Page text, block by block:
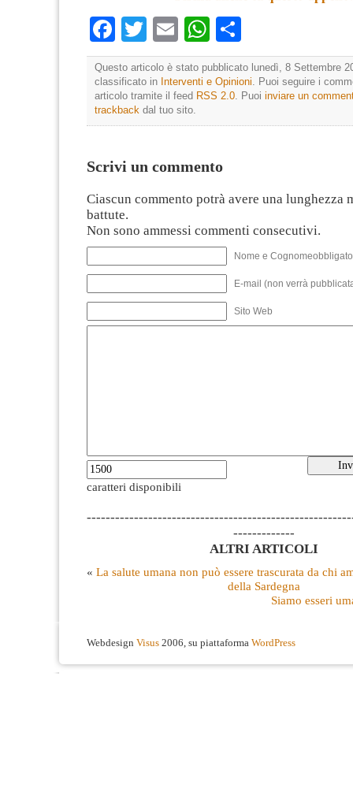
Facebook
TwitterEmailWhatsApp
Questo articolo è stato pubblicato lunedì, 8 Settembre
classificato in Interventi e Opinioni. Puoi seguire i
articolo tramite il feed RSS 2.0. Puoi inviare un
trackback dal tuo sito.
Scrivi un commento
Ciascun commento potrà avere una lunghezza
battute.
Non sono ammessi commenti consecutivi.
Nome e
E-mail (non verrà
Sito Web
caratteri disponibili
-------------
ALTRI ARTICOLI
« La salute umana non può essere trascurata da chi
della Sardegna
Siamo esseri
Webdesign Visus 2006, su piattaforma WordPress